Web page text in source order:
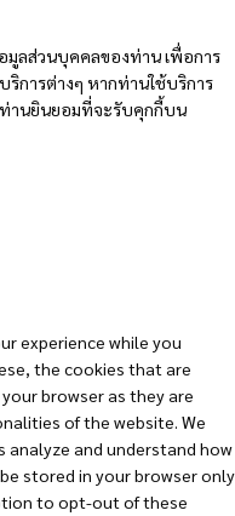
มูลส่วนบุคคลของท่าน เพื่อการ
การต่างๆ หากท่านใช้บริการ
ท่านยินยอมที่จะรับคุกกี้บน
experience while you
the cookies that are
browser as they are
of the website. We
and understand how
stored in your browser only
to opt-out of these